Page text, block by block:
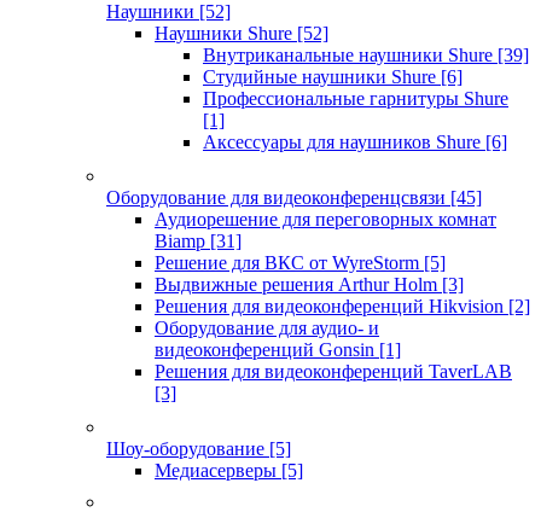
Наушники [52]
Наушники Shure [52]
Внутриканальные наушники Shure [39]
Студийные наушники Shure [6]
Профессиональные гарнитуры Shure
[1]
Аксессуары для наушников Shure [6]
Оборудование для видеоконференцсвязи [45]
Аудиорешение для переговорных комнат
Biamp [31]
Решение для ВКС от WyreStorm [5]
Выдвижные решения Arthur Holm [3]
Решения для видеоконференций Hikvision [2]
Оборудование для аудио- и
видеоконференций Gonsin [1]
Решения для видеоконференций TaverLAB
[3]
Шоу-оборудование [5]
Медиасерверы [5]